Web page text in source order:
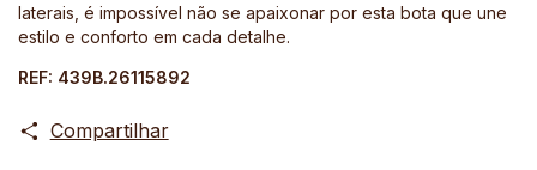
laterais, é impossível não se apaixonar por esta bota que une
estilo e conforto em cada detalhe.
REF: 439B.26115892
Compartilhar